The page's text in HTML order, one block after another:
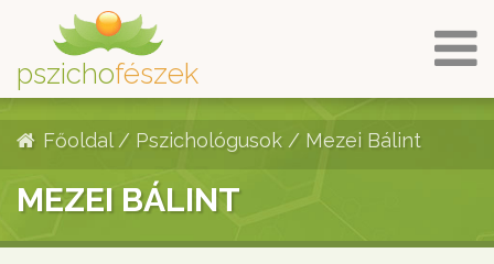
pszichofészek
Főoldal/ Pszichológusok / Mezei Bálint
MEZEI BÁLINT